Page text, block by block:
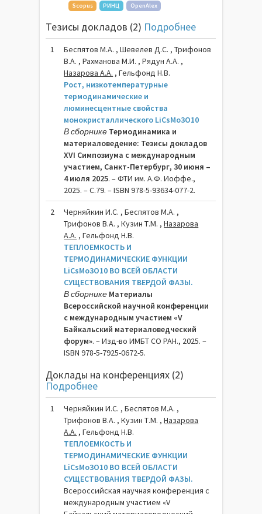
Scopus
РИНЦ OpenAlex
Тезисы докладов (2) Подробнее
1
Беспятов М.А. , Шевелев Д.С. , Трифонов
В.А. , Рахманова М.И. , Рядун А.А. ,
Назарова А.А. , Гельфонд Н.В.
Рост, низкотемпературные
термодинамические и
люминесцентные свойства
монокристаллического LiCsMo3O10
В сборнике Термодинамика и
материаловедение: Тезисы докладов
XVI Симпозиума с международным
участием, Санкт-Петербург, 30 июня –
4 июля 2025. – ФТИ им. А.Ф. Иоффе.,
2025. – C.79. – ISBN 978-5-93634-077-2.
2
Черняйкин И.С. , Беспятов М.А. ,
Трифонов В.А. , Кузин Т.М. ,Назарова
А.А. , Гельфонд Н.В.
ТЕПЛОЕМКОСТЬ И
ТЕРМОДИНАМИЧЕСКИЕ ФУНКЦИИ
LiCsMo3O10 ВО ВСЕЙ ОБЛАСТИ
СУЩЕСТВОВАНИЯ ТВЕРДОЙ ФАЗЫ.
В сборнике Материалы
Всероссийской научной конференции
с международным участием «V
Байкальский материаловедческий
форум». – Изд-во ИМБТ СО РАН., 2025. –
ISBN 978-5-7925-0672-5.
Доклады на конференциях (2)
Подробнее
1
Черняйкин И.С. , Беспятов М.А. ,
Трифонов В.А. , Кузин Т.М. ,Назарова
А.А. , Гельфонд Н.В.
ТЕПЛОЕМКОСТЬ И
ТЕРМОДИНАМИЧЕСКИЕ ФУНКЦИИ
LiCsMo3O10 ВО ВСЕЙ ОБЛАСТИ
СУЩЕСТВОВАНИЯ ТВЕРДОЙ ФАЗЫ.
Всероссийская научная конференция с
международным участием «V